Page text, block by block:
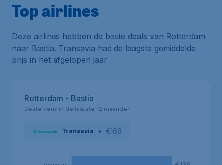
Top airlines
Deze airlines hebben de beste deals van Rotterdam
naar Bastia. Transavia had de laagste gemiddelde
prijs in het afgelopen jaar
Rotterdam - Bastia
Beste keus in de laatste 12 maanden
Transavia • €168